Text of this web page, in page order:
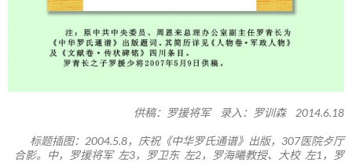
供稿：罗援将军 录入：罗训森 2014.6.18
标题插图：2004.5.8，庆祝《中华罗氏通谱》出版，307医院歺厅
合影。中，罗援将军 左3，罗卫东 左2，罗海曦教授、大校 左1，罗